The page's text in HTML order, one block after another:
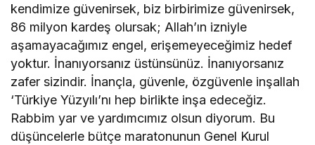
kendimize güvenirsek, biz birbirimize güvenirsek,
86 milyon kardeş olursak; Allah’ın izniyle
aşamayacağımız engel, erişemeyeceğimiz hedef
yoktur. İnanıyorsanız üstünsünüz. İnanıyorsanız
zafer sizindir. İnançla, güvenle, özgüvenle inşallah
‘Türkiye Yüzyılı’nı hep birlikte inşa edeceğiz.
Rabbim yar ve yardımcımız olsun diyorum. Bu
düşüncelerle bütçe maratonunun Genel Kurul